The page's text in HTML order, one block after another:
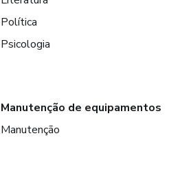
Política
Psicologia
Manutenção de equipamentos
Manutenção